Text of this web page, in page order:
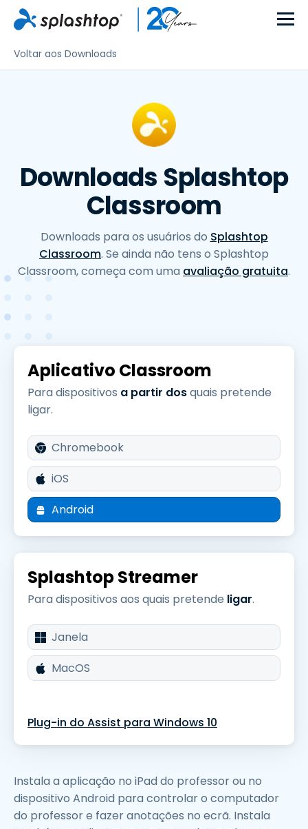
Voltar aos Downloads
Downloads Splashtop
Classroom
Downloads para os usuários do Splashtop
Classroom. Se ainda não tens o Splashtop
Classroom, começa com uma avaliação gratuita.
Aplicativo Classroom
Para dispositivos a partir dosquais pretende
ligar.
Chromebook
iOS
Android
Splashtop Streamer
Para dispositivos aos quais pretende ligar.
Janela
MacOS
Plug-in do Assist para Windows 10
Instala a aplicação no iPad do professor ou no
dispositivo Android para controlar o computador
do professor e fazer anotações no ecrã. Instala